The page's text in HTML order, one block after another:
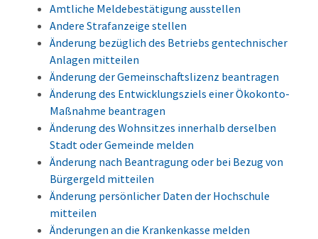
Amtliche Meldebestätigung ausstellen
Andere Strafanzeige stellen
Änderung bezüglich des Betriebs gentechnischer
Anlagen mitteilen
Änderung der Gemeinschaftslizenz beantragen
Änderung des Entwicklungsziels einer Ökokonto-
Maßnahme beantragen
Änderung des Wohnsitzes innerhalb derselben
Stadt oder Gemeinde melden
Änderung nach Beantragung oder bei Bezug von
Bürgergeld mitteilen
Änderung persönlicher Daten der Hochschule
mitteilen
Änderungen an die Krankenkasse melden